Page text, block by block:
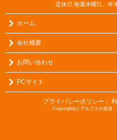
定休日:毎週水曜日、年
ホーム
会社概要
お問い合わせ
PCサイト
プライバシーポリシー ｜
Copyright(c) アルプスの賃貸